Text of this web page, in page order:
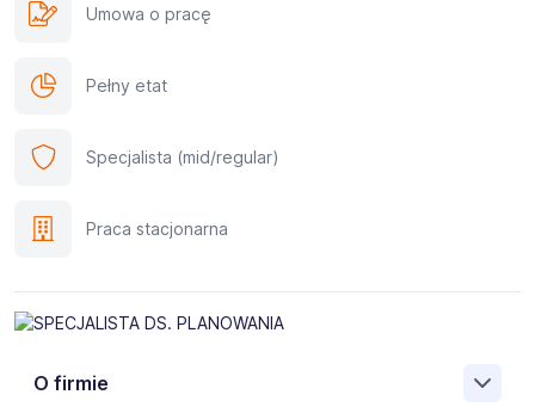
Umowa o pracę
Pełny etat
Specjalista (mid/regular)
Praca stacjonarna
O firmie